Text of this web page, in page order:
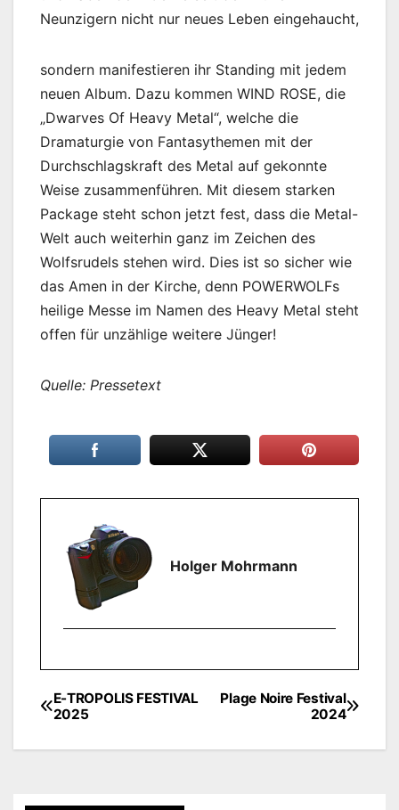
Neunzigern nicht nur neues Leben eingehaucht,
sondern manifestieren ihr Standing mit jedem
neuen Album. Dazu kommen WIND ROSE, die
„Dwarves Of Heavy Metal“, welche die
Dramaturgie von Fantasythemen mit der
Durchschlagskraft des Metal auf gekonnte
Weise zusammenführen. Mit diesem starken
Package steht schon jetzt fest, dass die Metal-
Welt auch weiterhin ganz im Zeichen des
Wolfsrudels stehen wird. Dies ist so sicher wie
das Amen in der Kirche, denn POWERWOLFs
heilige Messe im Namen des Heavy Metal steht
offen für unzählige weitere Jünger!
Quelle: Pressetext
Holger Mohrmann
Beitragsnavigation
Plage Noire Festival
2024
E-TROPOLIS FESTIVAL
2025